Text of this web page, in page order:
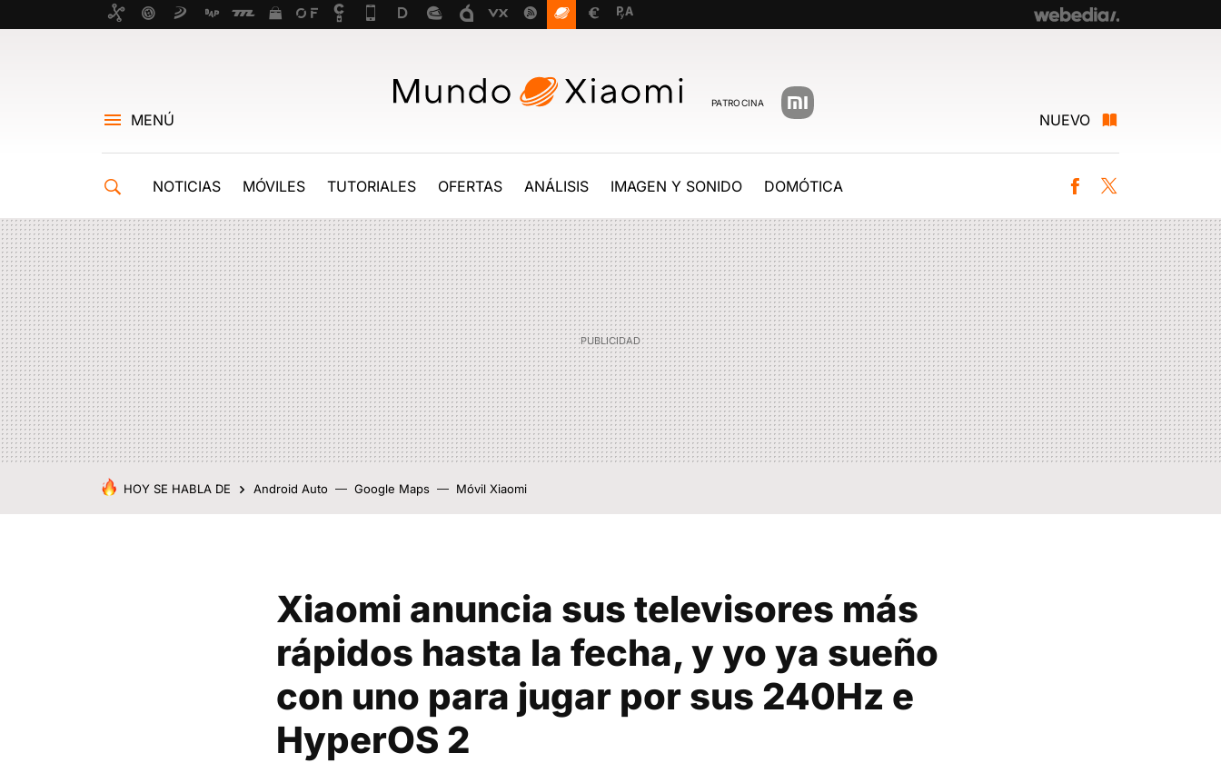
PATROCINA
MENÚ NUEVO
NOTICIAS MÓVILES TUTORIALES OFERTAS ANÁLISIS IMAGEN Y SONIDO DOMÓTICA Facebook
HOY SE HABLA DE Android Auto Google Maps Móvil Xiaomi
Xiaomi anuncia sus televisores más
rápidos hasta la fecha, y yo ya sueño
con uno para jugar por sus 240Hz e
HyperOS 2